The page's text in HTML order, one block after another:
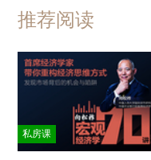
推荐阅读
私房课